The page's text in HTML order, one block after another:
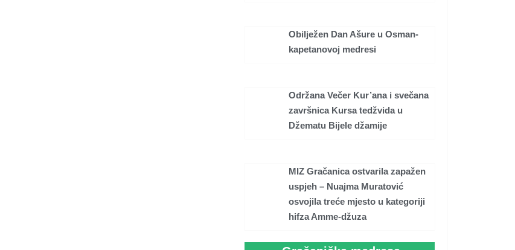
Obilježen Dan Ašure u Osman-
kapetanovoj medresi
Održana Večer Kur’ana i svečana
završnica Kursa tedžvida u
Džematu Bijele džamije
MIZ Gračanica ostvarila zapažen
uspjeh – Nuajma Muratović
osvojila treće mjesto u kategoriji
hifza Amme-džuza